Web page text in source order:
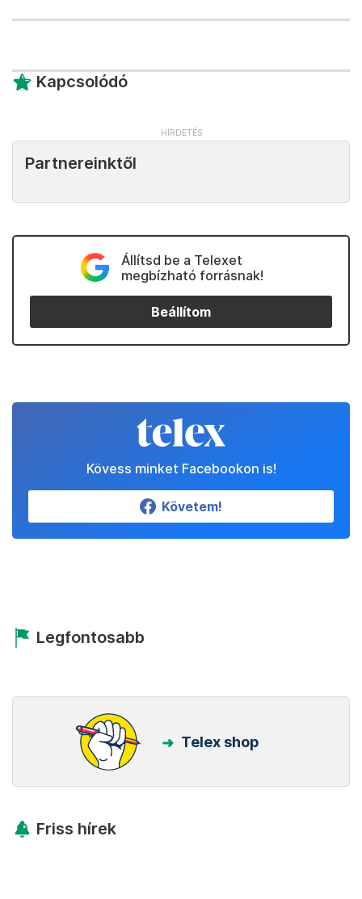
Kapcsolódó
Partnereinktől
Állítsd be a Telexet
megbízható forrásnak!
Beállítom
Kövess minket Facebookon is!
Követem!
Legfontosabb
Telex shop
Friss hírek